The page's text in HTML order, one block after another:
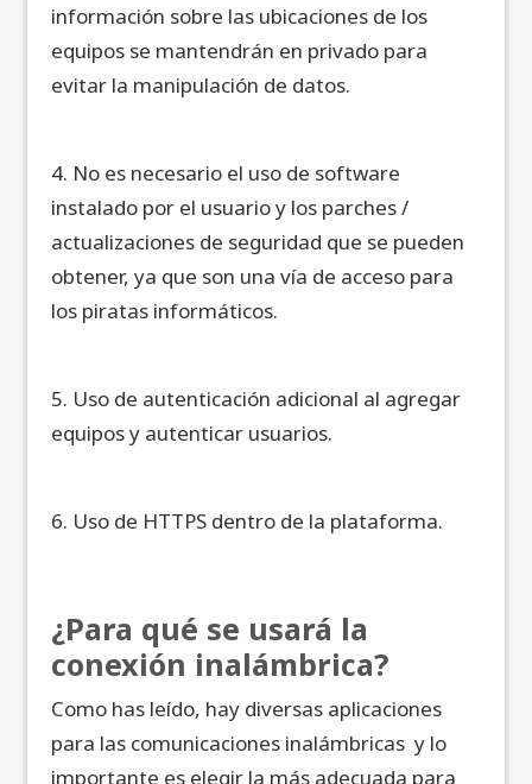
información sobre las ubicaciones de los
equipos se mantendrán en privado para
evitar la manipulación de datos.
4. No es necesario el uso de software
instalado por el usuario y los parches /
actualizaciones de seguridad que se pueden
obtener, ya que son una vía de acceso para
los piratas informáticos.
5. Uso de autenticación adicional al agregar
equipos y autenticar usuarios.
6. Uso de HTTPS dentro de la plataforma.
¿Para qué se usará la
conexión inalámbrica?
Como has leído, hay diversas aplicaciones
para las comunicaciones inalámbricas y lo
importante es elegir la más adecuada para